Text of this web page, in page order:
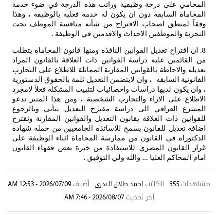
المحامي على درجة وظيفية وراتب هذه الدرجة في ضوء خدمة
المحاماة السابقة دون ان يكون له خدمة فعليه بالوظيفة ، وهذا
وفقاً لمنطق اصحاب الاقتراح من شأنه منافسة الموظف تحت
التجربة والموظفين الاحداث والاقدمين في الوظيفة .
8.
ان اقتراح تعديل القوانين النافذه ومنها قانون المحاماة يتطلب
من القائمين عليه دراسة القوانين ذات العلاقة بالقانون المراد
تعديله والاحاطة بالقوانين المقارنة المماثلة للاطلاع على التجارب
القانونية السابقه ، وان لايتضمن التعديل ثلمة بالحقوق الدستورية
، وان يكون لديها دراسات واحصائيات لتثبيت المشكلة فعلاً لامجرد
الاطلاع على الاراء والتجارب الشخصية ، ومن هذا المنبر ندعو
المشرع العراقي الى دراسة مقترح التعديل بتأني وبالرجوع
للقوانين ذات العلاقة بقانون التعديل والقوانين المقارنة ونقترح
اضافة تعديل للقانون يسمح للاساتذه الجامعيين من حملة شهادة
الدكتوراه في القانون من ممارسة المحاماة اثناء الوظيفة على
غرار القانون المصري للاستفادة من خبرة بعض فقهاء القانون
امام المحاكم العليا ... والله ولي التوفيق .
مشاهدات 355 الكاتب احمد طلال البدري أضيف 2026/07/09 - 12:53 AM
آخر تحديث 2026/08/07 - 7:46 AM